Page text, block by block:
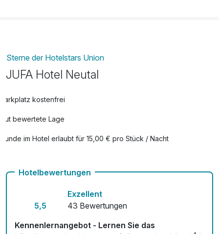
Sterne der Hotelstars Union
JUFA Hotel Neutal
Parkplatz kostenfrei
Gut bewertete Lage
Hunde im Hotel erlaubt für 15,00 € pro Stück / Nacht
Fahrradverleih
Hotelbewertungen
5,5
Exzellent
43 Bewertungen
Kennenlernangebot - Lernen Sie das